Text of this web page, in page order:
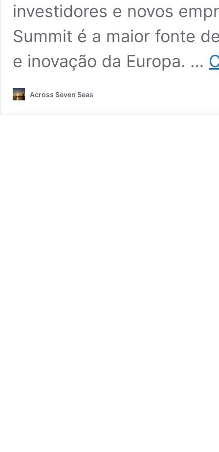
investidores e novos
Summit é a maior fonte
e inovação da Europa. …
Across Seven Seas